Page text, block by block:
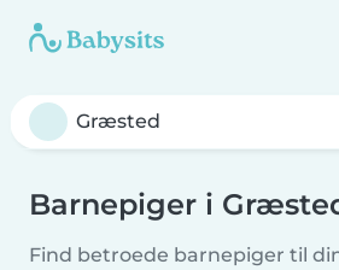
Barnepiger i
Find betroede barnepiger til